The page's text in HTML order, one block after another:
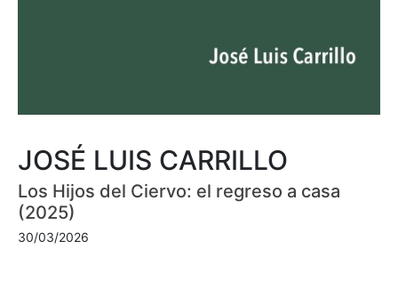
JOSÉ LUIS CARRILLO
Los Hijos del Ciervo: el regreso a casa
(2025)
30/03/2026